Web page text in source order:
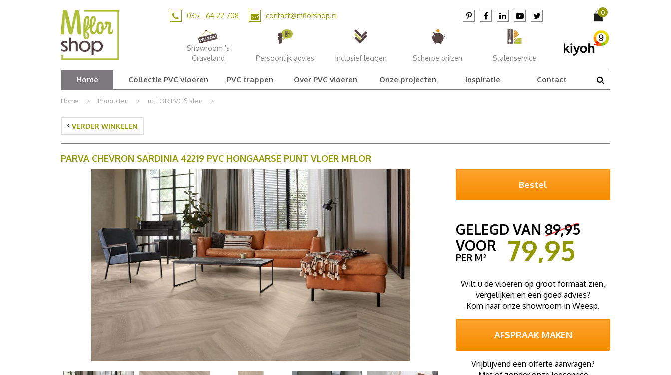
Home > Producten > mFLOR PVC Stalen >
035 - 64 22 708 contact@mflorshop.nl
Showroom 's
Graveland
Persoonlijk advies Inclusief leggen Scherpe prijzen Stalenservice
Home Collectie PVC vloeren PVC trappen Over PVC vloeren Onze projecten Inspiratie Contact
VERDER WINKELEN
PARVA CHEVRON SARDINIA 42219 PVC HONGAARSE PUNT VLOER MFLOR
GELEGD VAN 89,95
VOOR
79,95
PER M²
Wilt u de vloeren op groot formaat zien,
vergelijken en een goed advies?
Kom naar onze showroom in Weesp.
AFSPRAAK MAKEN
Vrijblijvend een offerte aanvragen?